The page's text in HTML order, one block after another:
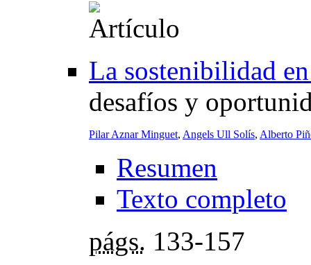
La sostenibilidad
desafíos y
Pilar Aznar Minguet, Angels Ull Solís, Alberto
Resumen
Texto completo
págs. 133-157